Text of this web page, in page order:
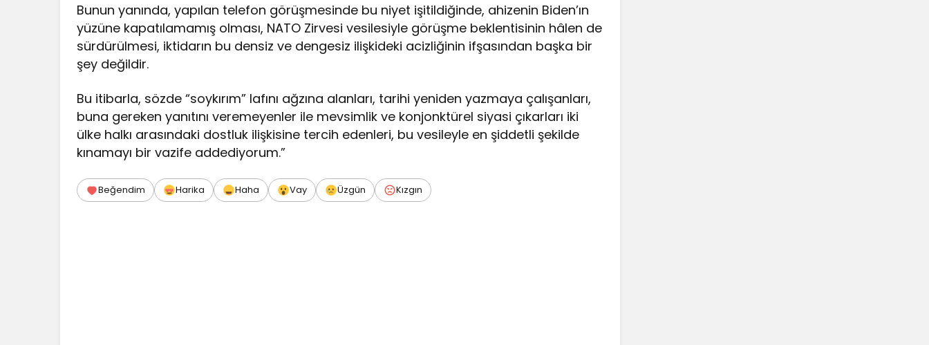
Bunun yanında, yapılan telefon görüşmesinde bu niyet işitildiğinde, ahizenin Biden’ın
yüzüne kapatılamamış olması, NATO Zirvesi vesilesiyle görüşme beklentisinin hâlen de
sürdürülmesi, iktidarın bu densiz ve dengesiz ilişkideki acizliğinin ifşasından başka bir
şey değildir.
Bu itibarla, sözde “soykırım” lafını ağzına alanları, tarihi yeniden yazmaya çalışanları,
buna gereken yanıtını veremeyenler ile mevsimlik ve konjonktürel siyasi çıkarları iki
ülke halkı arasındaki dostluk ilişkisine tercih edenleri, bu vesileyle en şiddetli şekilde
kınamayı bir vazife addediyorum.”
Beğendim Harika Haha Vay Üzgün Kızgın